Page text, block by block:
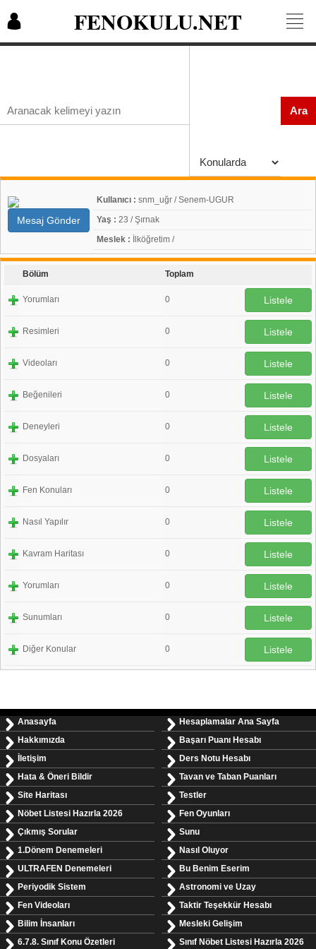
FENOKULU.NET
Ara
Mesaj Gönder
Kullanıcı : snm_uğr / Senem-UGUR
Yaş : 23 / Şırnak
Meslek : İlköğretim /
Bölüm Toplam
Yorumları 0 Listele
Resimleri 0 Listele
Videoları 0 Listele
Beğenileri 0 Listele
Deneyleri 0 Listele
Dosyaları 0 Listele
Fen Konuları 0 Listele
Nasıl Yapılır 0 Listele
Kavram Haritası 0 Listele
Yorumları 0 Listele
Sunumları 0 Listele
Diğer Konular 0 Listele
Anasayfa
Hakkımızda
İletişim
Hata & Öneri Bildir
Site Haritası
Nöbet Listesi Hazırla 2026
Çıkmış Sorular
1.Dönem Denemeleri
ULTRAFEN Denemeleri
Periyodik Sistem
Fen Videoları
Bilim İnsanları
6.7.8. Sınıf Konu Özetleri
Hesaplamalar Ana Sayfa
Başarı Puanı Hesabı
Ders Notu Hesabı
Tavan ve Taban Puanları
Testler
Fen Oyunları
Sunu
Nasıl Oluyor
Bu Benim Eserim
Astronomi ve Uzay
Taktir Teşekkür Hesabı
Mesleki Gelişim
Sınıf Nöbet Listesi Hazırla 2026